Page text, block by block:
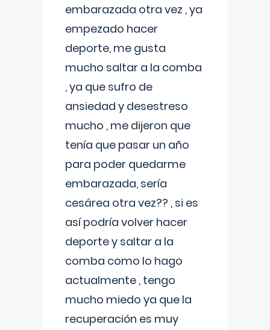
embarazada otra vez , ya
empezado hacer
deporte, me gusta
mucho saltar a la comba
, ya que sufro de
ansiedad y desestreso
mucho , me dijeron que
tenía que pasar un año
para poder quedarme
embarazada, sería
cesárea otra vez?? , si es
así podría volver hacer
deporte y saltar a la
comba como lo hago
actualmente , tengo
mucho miedo ya que la
recuperación es muy